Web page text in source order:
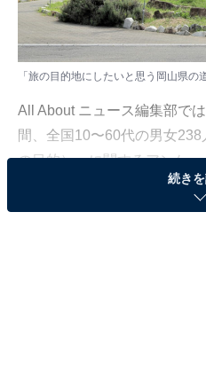
「旅の目的地にしたいと思う岡山県の
All About ニュース編集部で
間、全国10〜60代の男女
の目的）」に関するアンケ
その中から、「旅の目的地
続き